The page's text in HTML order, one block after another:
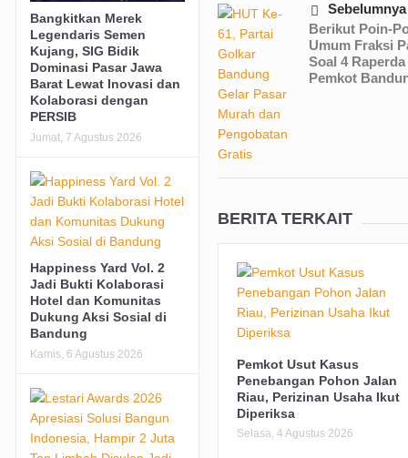
Sebelumnya
Berikut Poin-
Umum Fraksi
Soal 4
Pemkot
BERITA TERKAIT
Pemkot Usut Kasus
Penebangan Pohon Jalan
Riau, Perizinan Usaha Ikut
Diperiksa
Selasa, 4 Agustus 2026
Bangkitkan Merek
Legendaris Semen
Kujang, SIG Bidik
Dominasi Pasar Jawa
Barat Lewat Inovasi dan
Kolaborasi dengan
PERSIB
Jumat, 7 Agustus 2026
Happiness Yard Vol. 2
Jadi Bukti Kolaborasi
Hotel dan Komunitas
Dukung Aksi Sosial di
Bandung
Kamis, 6 Agustus 2026